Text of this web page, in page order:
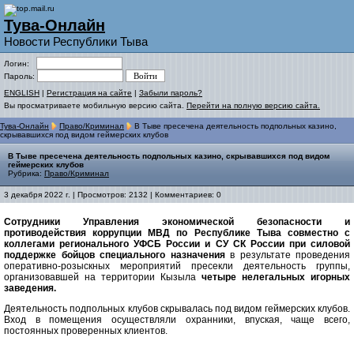
Тува-Онлайн
Новости Республики Тыва
Логин:
Пароль:
ENGLISH | Регистрация на сайте | Забыли пароль?
Вы просматриваете мобильную версию сайта. Перейти на полную версию сайта.
Тува-Онлайн Право/Криминал
В Тыве пресечена деятельность подпольных казино,
скрывавшихся под видом геймерских клубов
В Тыве пресечена деятельность подпольных казино, скрывавшихся под видом
геймерских клубов
Рубрика: Право/Криминал
3 декабря 2022 г. | Просмотров: 2132 | Комментариев: 0
Сотрудники Управления экономической безопасности и
противодействия коррупции МВД по Республике Тыва совместно с
коллегами регионального УФСБ России и СУ СК России при силовой
поддержке бойцов специального назначенияв результате проведения
оперативно-розыскных мероприятий пресекли деятельность группы,
организовавшей на территории Кызыла четыре нелегальных игорных
заведения.
Деятельность подпольных клубов скрывалась под видом геймерских клубов.
Вход в помещения осуществляли охранники, впуская, чаще всего,
постоянных проверенных клиентов.